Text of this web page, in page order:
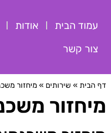
עמוד הבית אודות
צור קשר
דף הבית » שירותים » מיחזור
מיחזור